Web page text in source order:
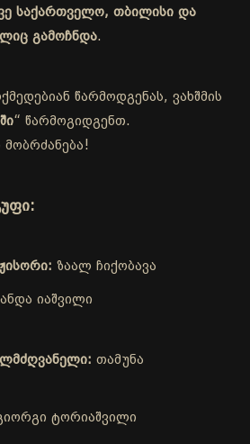
საქართველო, თბილისი და
გამოჩნდა.
წარმოდგენას, ვახშმის
“ წარმოგიდგენთ.
ზაალ ჩიქობავა
იაშვილი
თამუნა
ტორიაშვილი